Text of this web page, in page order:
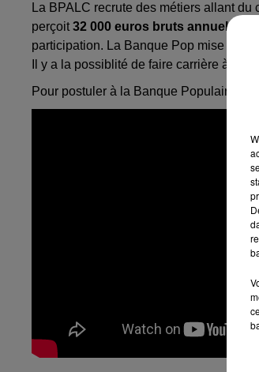
La BPALC recrute des métiers allant
perçoit32 000 euros bruts annuels
participation. La Banque Pop mise de
Il y a la possiblité de faire carrière à la
Pour postuler à la Banque Populaire,